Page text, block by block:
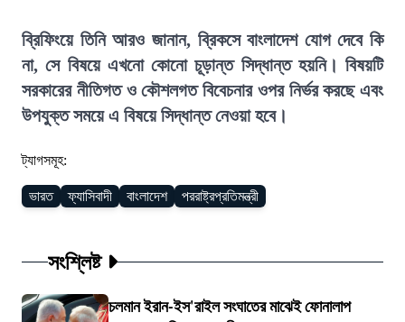
ব্রিফিংয়ে তিনি আরও জানান, ব্রিকসে বাংলাদেশ যোগ দেবে কি
না, সে বিষয়ে এখনো কোনো চূড়ান্ত সিদ্ধান্ত হয়নি। বিষয়টি
সরকারের নীতিগত ও কৌশলগত বিবেচনার ওপর নির্ভর করছে এবং
উপযুক্ত সময়ে এ বিষয়ে সিদ্ধান্ত নেওয়া হবে।
ট্যাগসমূহ:
ভারত ফ্যাসিবাদী বাংলাদেশ পররাষ্ট্রপ্রতিমন্ত্রী
সংশ্লিষ্ট
চলমান ইরান-ইস'রাইল সংঘাতের মাঝেই ফোনালাপ